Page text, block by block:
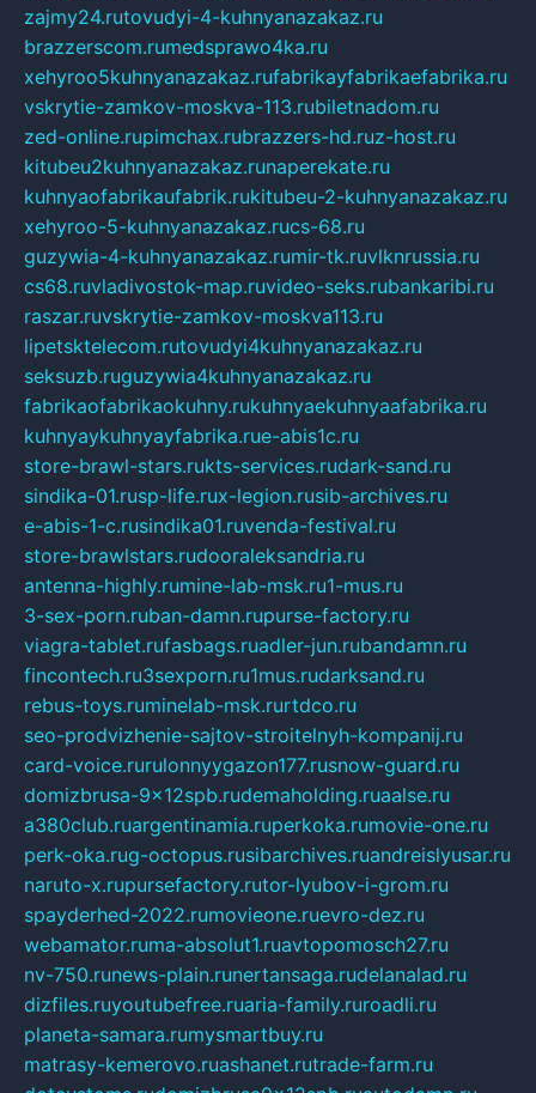
zajmy24.rutovudyi-4-kuhnyanazakaz.ru
brazzerscom.rumedsprawo4ka.ru
xehyroo5kuhnyanazakaz.rufabrikayfabrikaefabrika.ru
vskrytie-zamkov-moskva-113.rubiletnadom.ru
zed-online.rupimchax.rubrazzers-hd.ruz-host.ru
kitubeu2kuhnyanazakaz.runaperekate.ru
kuhnyaofabrikaufabrik.rukitubeu-2-kuhnyanazakaz.ru
xehyroo-5-kuhnyanazakaz.rucs-68.ru
guzywia-4-kuhnyanazakaz.rumir-tk.ruvlknrussia.ru
cs68.ruvladivostok-map.ruvideo-seks.rubankaribi.ru
raszar.ruvskrytie-zamkov-moskva113.ru
lipetsktelecom.rutovudyi4kuhnyanazakaz.ru
seksuzb.ruguzywia4kuhnyanazakaz.ru
fabrikaofabrikaokuhny.rukuhnyaekuhnyaafabrika.ru
kuhnyaykuhnyayfabrika.rue-abis1c.ru
store-brawl-stars.rukts-services.rudark-sand.ru
sindika-01.rusp-life.rux-legion.rusib-archives.ru
e-abis-1-c.rusindika01.ruvenda-festival.ru
store-brawlstars.rudooraleksandria.ru
antenna-highly.rumine-lab-msk.ru1-mus.ru
3-sex-porn.ruban-damn.rupurse-factory.ru
viagra-tablet.rufasbags.ruadler-jun.rubandamn.ru
fincontech.ru3sexporn.ru1mus.rudarksand.ru
rebus-toys.ruminelab-msk.rurtdco.ru
seo-prodvizhenie-sajtov-stroitelnyh-kompanij.ru
card-voice.rurulonnyygazon177.rusnow-guard.ru
domizbrusa-9x12spb.rudemaholding.ruaalse.ru
a380club.ruargentinamia.ruperkoka.rumovie-one.ru
perk-oka.rug-octopus.rusibarchives.ruandreislyusar.ru
naruto-x.rupursefactory.rutor-lyubov-i-grom.ru
spayderhed-2022.rumovieone.ruevro-dez.ru
webamator.ruma-absolut1.ruavtopomosch27.ru
nv-750.runews-plain.runertansaga.rudelanalad.ru
dizfiles.ruyoutubefree.ruaria-family.ruroadli.ru
planeta-samara.rumysmartbuy.ru
matrasy-kemerovo.ruashanet.rutrade-farm.ru